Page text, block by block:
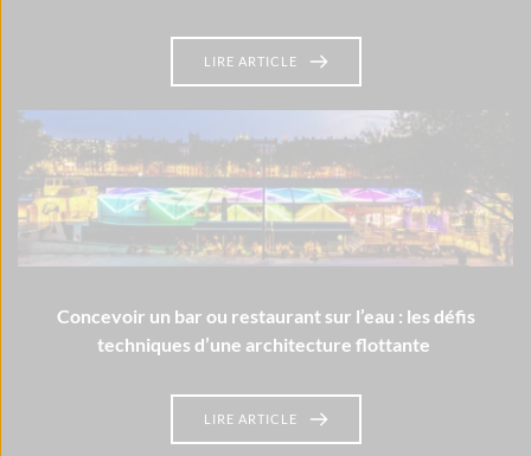
LIRE ARTICLE
Concevoir un bar ou restaurant sur l’eau : les défis
techniques d’une architecture flottante
LIRE ARTICLE